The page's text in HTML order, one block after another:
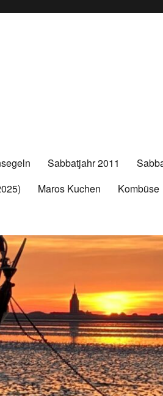
Sabbatjahr 2011
Maros Kuchen Kombüse